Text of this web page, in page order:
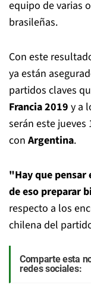
equipo de varias
brasileñas.
Con este
ya están
partidos claves
Francia 2019 y a
serán este jueves
con Argentina.
"Hay que pensar
de eso preparar
respecto a los
chilena del
Comparte esta
redes sociales: